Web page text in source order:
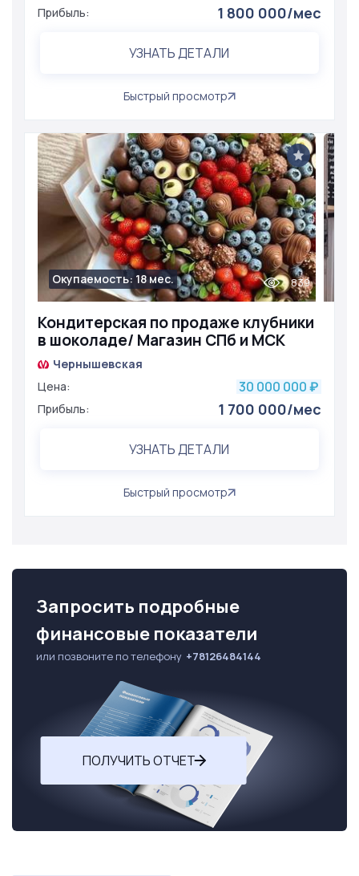
Прибыль: 1 800 000/мес
УЗНАТЬ ДЕТАЛИ
Быстрый просмотр
Кондитерская по продаже клубники
в шоколаде/ Магазин СПб и МСК
Окупаемость: 18 мес. 839
Чернышевская
Цена:
30 000 000 ₽
Прибыль: 1 700 000/мес
УЗНАТЬ ДЕТАЛИ
Быстрый просмотр
Запросить подробные
финансовые показатели
или позвоните по телефону +78126484144
ПОЛУЧИТЬ ОТЧЕТ